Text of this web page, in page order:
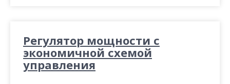
Регулятор мощности с
экономичной схемой
управления